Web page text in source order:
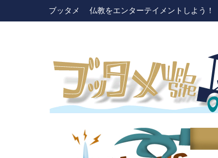
ブッタメ 仏教をエンターテイメントしよう